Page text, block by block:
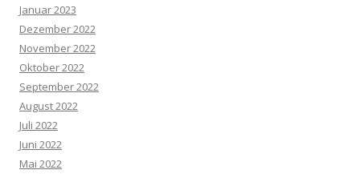
Januar 2023
Dezember 2022
November 2022
Oktober 2022
September 2022
August 2022
Juli 2022
Juni 2022
Mai 2022